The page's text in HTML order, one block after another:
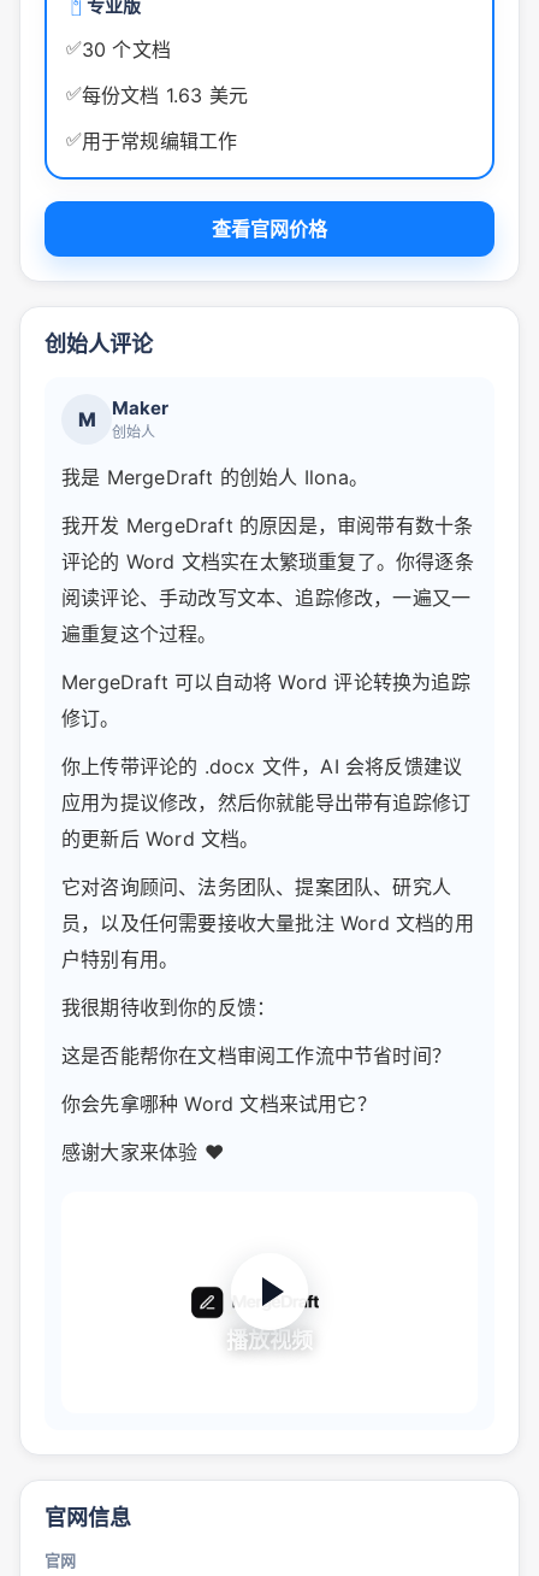
专业版
✅30 个文档
✅每份文档 1.63 美元
✅用于常规编辑工作
查看官网价格
创始人评论
M Maker
创始人
我是 MergeDraft 的创始人 Ilona。
我开发 MergeDraft 的原因是，审阅带有数十条
评论的 Word 文档实在太繁琐重复了。你得逐条
阅读评论、手动改写文本、追踪修改，一遍又一
遍重复这个过程。
MergeDraft 可以自动将 Word 评论转换为追踪
修订。
你上传带评论的 .docx 文件，AI 会将反馈建议
应用为提议修改，然后你就能导出带有追踪修订
的更新后 Word 文档。
它对咨询顾问、法务团队、提案团队、研究人
员，以及任何需要接收大量批注 Word 文档的用
户特别有用。
我很期待收到你的反馈：
这是否能帮你在文档审阅工作流中节省时间？
你会先拿哪种 Word 文档来试用它？
感谢大家来体验 ❤️
播放视频
官网信息
官网